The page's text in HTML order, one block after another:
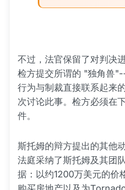
不过，法官保留了对判决
检方提交所谓的 "独角兽
行为与制裁直接联系起来
次讨论此事。检方必须在
件。
斯托姆的辩方提出的其他
法庭采纳了斯托姆及其团
据：以约1200万美元的价